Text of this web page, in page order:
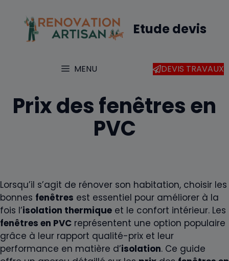
contenu
Etude devis
MENU DEVIS TRAVAUX
Prix des fenêtres en
PVC
Lorsqu’il s’agit de rénover son habitation, choisir les
bonnes fenêtres est essentiel pour améliorer à la
fois l’isolation thermique et le confort intérieur. Les
fenêtres en PVC représentent une option populaire
grâce à leur rapport qualité-prix et leur
performance en matière d’isolation. Ce guide